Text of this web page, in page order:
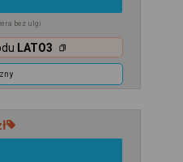
bez ulgi
LATO3